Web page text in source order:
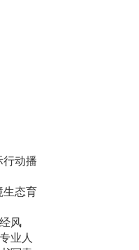
行动播
生态育
风
业人